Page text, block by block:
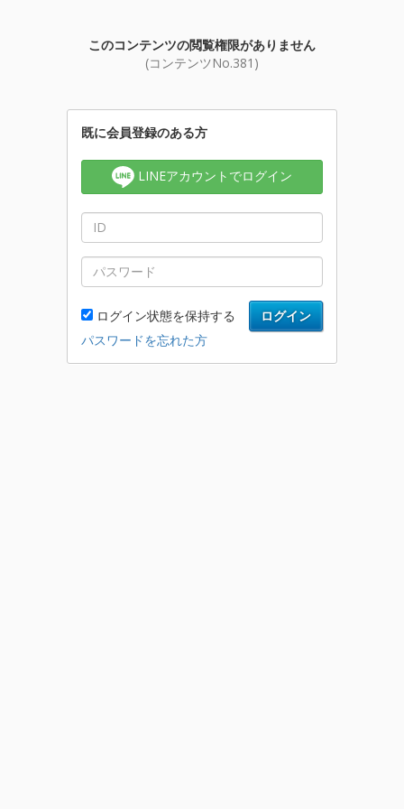
このコンテンツの閲覧権限がありません
(コンテンツNo.381)
既に会員登録のある方
LINEアカウントでログイン
ログイン
ログイン状態を保持する
パスワードを忘れた方